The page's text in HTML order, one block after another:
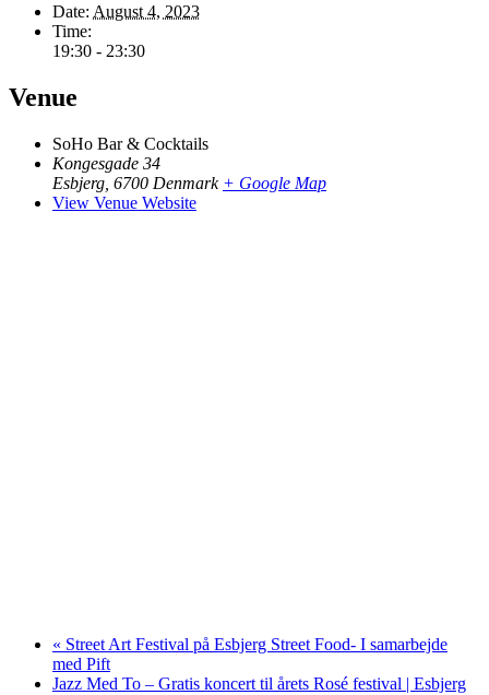
Date: August 4, 2023
Time:
19:30 - 23:30
Venue
SoHo Bar & Cocktails
Kongesgade 34
Esbjerg 6700 Denmark + Google Map
View Venue Website
« Street Art Festival på Esbjerg Street Food- I samarbejde
med Pift
Jazz Med To – Gratis koncert til årets Rosé festival | Esbjerg